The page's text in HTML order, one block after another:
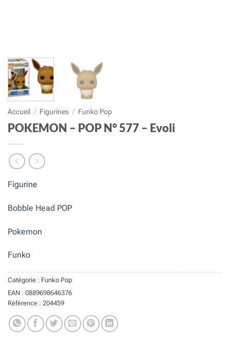
Accueil / Figurines / Funko Pop
POKEMON – POP N° 577 – Evoli
Figurine
Bobble Head POP
Pokemon
Funko
Catégorie : Funko Pop
EAN : 0889698646376
Référence : 204459